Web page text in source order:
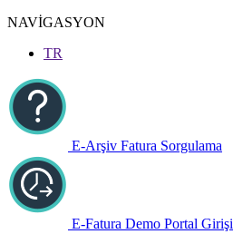
NAVİGASYON
TR
E-Arşiv Fatura Sorgulama
E-Fatura Demo Portal Girişi